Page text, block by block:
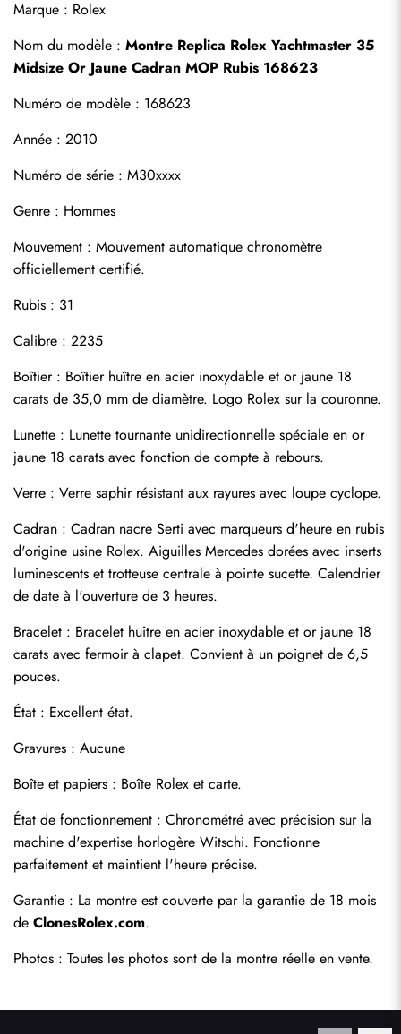
Marque : Rolex
Nom du modèle : Montre Replica Rolex Yachtmaster 35
Midsize Or Jaune Cadran MOP Rubis 168623
Numéro de modèle : 168623
Année : 2010
Numéro de série : M30xxxx
Genre : Hommes
Mouvement : Mouvement automatique chronomètre
officiellement certifié.
Rubis : 31
Calibre : 2235
Boîtier : Boîtier huître en acier inoxydable et or jaune 18
carats de 35,0 mm de diamètre. Logo Rolex sur la couronne.
Lunette : Lunette tournante unidirectionnelle spéciale en or
jaune 18 carats avec fonction de compte à rebours.
Verre : Verre saphir résistant aux rayures avec loupe cyclope.
Cadran : Cadran nacre Serti avec marqueurs d'heure en rubis
d'origine usine Rolex. Aiguilles Mercedes dorées avec inserts
luminescents et trotteuse centrale à pointe sucette. Calendrier
de date à l'ouverture de 3 heures.
Bracelet : Bracelet huître en acier inoxydable et or jaune 18
carats avec fermoir à clapet. Convient à un poignet de 6,5
pouces.
État : Excellent état.
Gravures : Aucune
Boîte et papiers : Boîte Rolex et carte.
État de fonctionnement : Chronométré avec précision sur la
machine d'expertise horlogère Witschi. Fonctionne
parfaitement et maintient l'heure précise.
Garantie : La montre est couverte par la garantie de 18 mois
de ClonesRolex.com.
Photos : Toutes les photos sont de la montre réelle en vente.